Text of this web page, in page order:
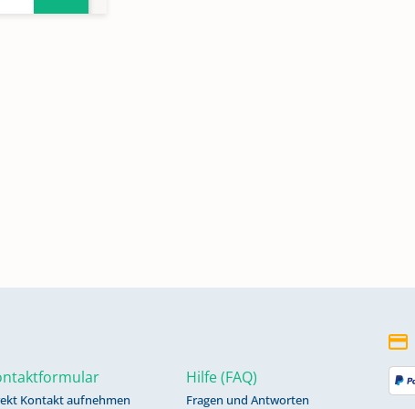
Kontakt aufnehmen
Hilfe (FAQ)
Fragen und Antworten